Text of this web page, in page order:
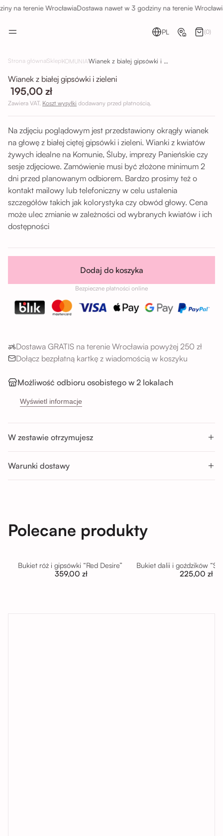
na terenie WrocławiaDostawa nawet w 3 godziny na terenie Wrocławia
PL (0)
Strona główna Sklep KOMUNIA Wianek z białej gipsówki i zieleni
Wianek z białej gipsówki i zieleni
195,00 zł
Zawiera VAT. Koszt wysyłki dodawany przed płatnością.
Na zdjęciu poglądowym jest przedstawiony okrągły wianek
na głowę z białej ciętej gipsówki i zieleni. Wianki z kwiatów
żywych idealne na Komunie, Śluby, imprezy Panieńskie czy
sesje zdjęciowe. Zamówienie musi być złożone minimum 2
dni przed planowanym odbiorem. Bardzo prosimy też o
kontakt mailowy lub telefoniczny w celu ustalenia
szczegółów takich jak kolorystyka czy obwód głowy. Cena
może ulec zmianie w zależności od wybranych kwiatów i ich
dostępności
Dodaj do koszyka
Bezpieczne płatności online
Dostawa GRATIS na terenie Wrocławia powyżej 250 zł
Dołącz bezpłatną kartkę z wiadomością w koszyku
Możliwość odbioru osobistego w 2 lokalach
Sikorskiego 5H, 53-659 Wrocław
Godziny odbioru:
Pon-Sob : 11:00 - 14:00; 14:00 - 17:00; 17:00 - 20:00
Nd : 11:00 - 14:00; 14:00 - 17:00
Wyświetl informacje
W zestawie otrzymujesz
Warunki dostawy
Polecane produkty
Bukiet róż i gipsówki “Red Desire”
359,00 zł
Bukiet dalii i goździków
225,00 zł